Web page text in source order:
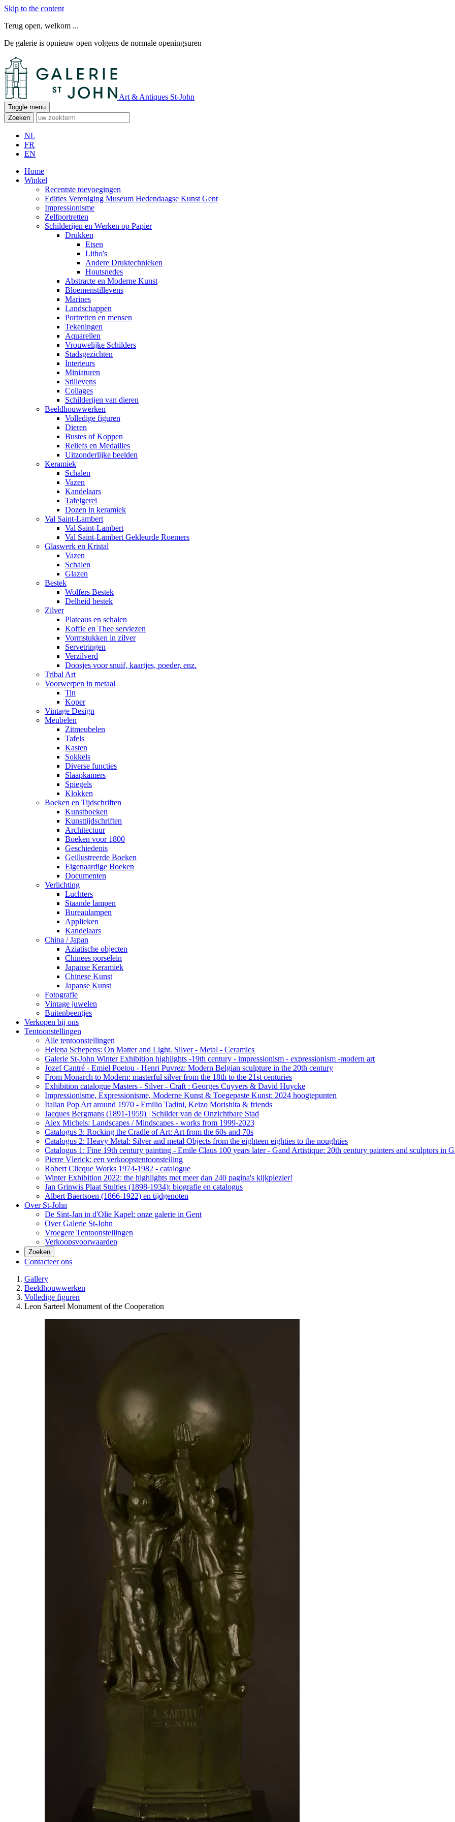
Skip to the content
Terug open, welkom ...
De galerie is opnieuw open volgens de normale openingsuren
Art & Antiques St-John
Toggle menu
Zoeken
NL
FR
EN
Home
Winkel
Recentste toevoegingen
Edities Vereniging Museum Hedendaagse Kunst Gent
Impressionisme
Zelfportretten
Schilderijen en Werken op Papier
Drukken
Etsen
Litho's
Andere Druktechnieken
Houtsnedes
Abstracte en Moderne Kunst
Bloemenstillevens
Marines
Landschappen
Portretten en mensen
Tekeningen
Aquarellen
Vrouwelijke Schilders
Stadsgezichten
Interieurs
Miniaturen
Stillevens
Collages
Schilderijen van dieren
Beeldhouwwerken
Volledige figuren
Dieren
Bustes of Koppen
Reliefs en Medailles
Uitzonderlijke beelden
Keramiek
Schalen
Vazen
Kandelaars
Tafelgerei
Dozen in keramiek
Val Saint-Lambert
Val Saint-Lambert
Val Saint-Lambert Gekleurde Roemers
Glaswerk en Kristal
Vazen
Schalen
Glazen
Bestek
Wolfers Bestek
Delheid bestek
Zilver
Plateaus en schalen
Koffie en Thee serviezen
Vormstukken in zilver
Servetringen
Verzilverd
Doosjes voor snuif, kaartjes, poeder, enz.
Tribal Art
Voorwerpen in metaal
Tin
Koper
Vintage Design
Meubelen
Zitmeubelen
Tafels
Kasten
Sokkels
Diverse functies
Slaapkamers
Spiegels
Klokken
Boeken en Tijdschriften
Kunstboeken
Kunsttijdschriften
Architectuur
Boeken voor 1800
Geschiedenis
Geillustreerde Boeken
Eigenaardige Boeken
Documenten
Verlichting
Luchters
Staande lampen
Bureaulampen
Applieken
Kandelaars
China / Japan
Aziatische objecten
Chinees porselein
Japanse Keramiek
Chinese Kunst
Japanse Kunst
Fotografie
Vintage juwelen
Buitenbeentjes
Verkopen bij ons
Tentoonstellingen
Alle tentoonstellingen
Helena Schepens: On Matter and Light. Silver - Metal - Ceramics
Galerie St-John Winter Exhibition highlights -19th century - impressionism - expressionism -modern art
Jozef Cantré - Emiel Poetou - Henri Puvrez: Modern Belgian sculpture in the 20th century
From Monarch to Modern: masterful silver from the 18th to the 21st centuries
Exhibition catalogue Masters - Silver - Craft : Georges Cuyvers & David Huycke
Impressionisme, Expressionisme, Moderne Kunst & Toegepaste Kunst: 2024 hoogtepunten
Italian Pop Art around 1970 - Emilio Tadini, Keizo Morishita & friends
Jacques Bergmans (1891-1959) | Schilder van de Onzichtbare Stad
Alex Michels: Landscapes / Mindscapes - works from 1999-2023
Catalogus 3: Rocking the Cradle of Art: Art from the 60s and 70s
Catalogus 2: Heavy Metal: Silver and metal Objects from the eighteen eighties to the noughties
Catalogus 1: Fine 19th century painting - Emile Claus 100 years later - Gand Artistique: 20th century painters and sculptors in
Pierre Vlerick: een verkoopstentoonstelling
Robert Clicque Works 1974-1982 - catalogue
Winter Exhibition 2022: the highlights met meer dan 240 pagina's kijkplezier!
Jan Grinwis Plaat Stultjes (1898-1934): biografie en catalogus
Albert Baertsoen (1866-1922) en tijdgenoten
Over St-John
De Sint-Jan in d'Olie Kapel: onze galerie in Gent
Over Galerie St-John
Vroegere Tentoonstellingen
Verkoopsvoorwaarden
Zoeken
Contacteer ons
Gallery
Beeldhouwwerken
Volledige figuren
​Leon Sarteel Monument of the Cooperation